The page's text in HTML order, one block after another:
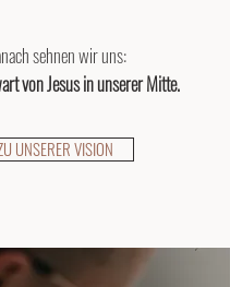
sehnen wir uns:
von Jesus in unserer Mitte.
UNSERER VISION